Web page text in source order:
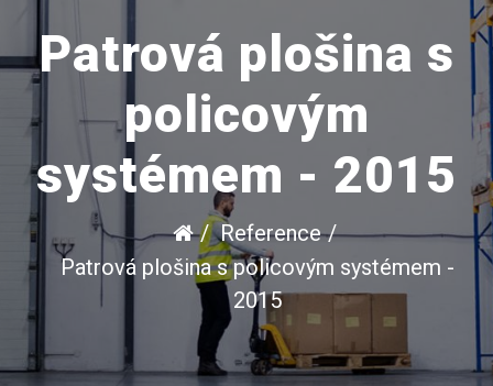
Patrová plošina s
policovým
systémem - 2015
Reference
Patrová plošina s policovým systémem -
2015